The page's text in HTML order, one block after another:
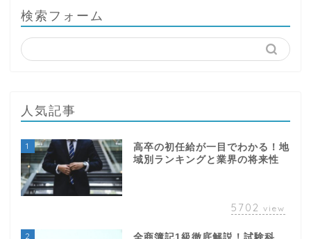
検索フォーム
人気記事
1
高卒の初任給が一目でわかる！地
域別ランキングと業界の将来性
5702 view
2